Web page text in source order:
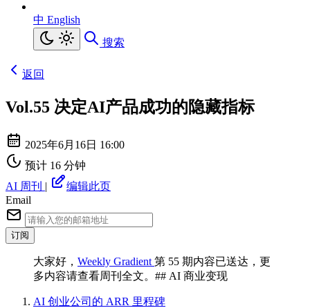
中 English
搜索
返回
Vol.55 决定AI产品成功的隐藏指标
2025年6月16日 16:00
预计 16 分钟
AI 周刊 |
编辑此页
Email
订阅
⼤家好， Weekly Gradient 第 55 期内容已送达，更
多内容请查看周刊全⽂。## AI 商业变现
AI 创业公司的 ARR 里程碑